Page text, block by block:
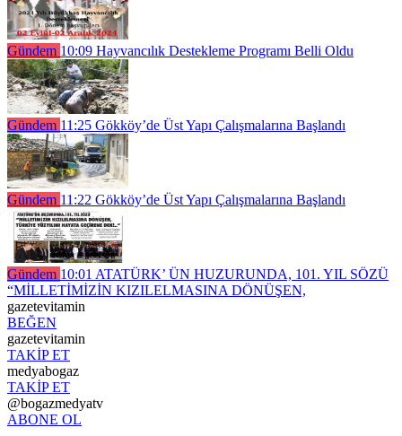
Gündem 10:09 Hayvancılık Destekleme Programı Belli Oldu
Gündem 11:25 Gökköy’de Üst Yapı Çalışmalarına Başlandı
Gündem 11:22 Gökköy’de Üst Yapı Çalışmalarına Başlandı
Gündem 10:01 ATATÜRK’ ÜN HUZURUNDA, 101. YIL SÖZÜ
“MİLLETİMİZİN KIZILELMASINA DÖNÜŞEN,
gazetevitamin
BEĞEN
gazetevitamin
TAKİP ET
medyabogaz
TAKİP ET
@bogazmedyatv
ABONE OL